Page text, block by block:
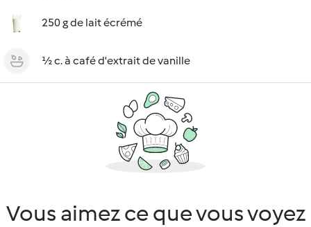
250 g de lait écrémé
½ c. à café d'extrait de vanille
Vous aimez ce que vous voyez